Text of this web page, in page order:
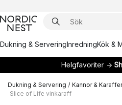
Dukning & ServeringInredningKök &
Helgfavoriter →
Dukning & Servering / Kannor & Karaffer
Slice of Life vinkaraff